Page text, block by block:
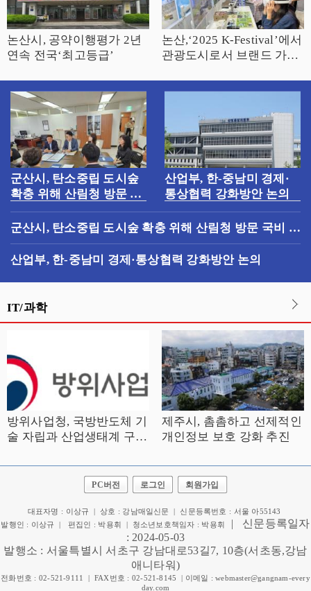
논산시, 공약이행평가 2년
연속 전국‘최고등급’
논산,‘2025 K-Festival’에서
관광도시로서 브랜드 가치
군산시, 탄소중립 도시숲
확충 위해 산림청 방문 국
비 지원 건의
산업부, 한-중남미 경제·
통상협력 강화방안 논의
군산시, 탄소중립 도시숲 확충 위해 산림청 방문 국비 지
원 건의
산업부, 한-중남미 경제·통상협력 강화방안 논의
IT/과학
방위사업청, 국방반도체 기
술 자립과 산업생태계 구축
제주시, 촘촘하고 선제적인
개인정보 보호 강화 추진
PC버전 로그인 회원가입
대표자명 : 이상규 | 상호 : 강남매일신문 | 신문등록번호 : 서울 아55143
발행인 : 이상규 | 편집인 : 박용휘 | 청소년보호책임자 : 박용휘
| 신문등록일자
: 2024-05-03
발행소 : 서울특별시 서초구 강남대로53길7, 10층(서초동,강남
애니타워)
전화번호 : 02-521-9111 | FAX번호 : 02-521-8145 | 이메일 : webmaster@gangnam-every
day.com